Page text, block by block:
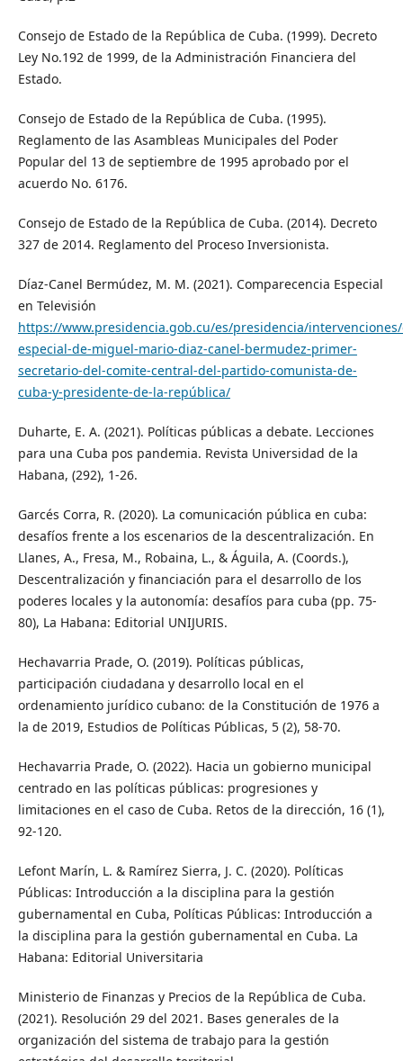
Consejo de Estado de la República de Cuba. (1999). Decreto
Ley No.192 de 1999, de la Administración Financiera del
Estado.
Consejo de Estado de la República de Cuba. (1995).
Reglamento de las Asambleas Municipales del Poder
Popular del 13 de septiembre de 1995 aprobado por el
acuerdo No. 6176.
Consejo de Estado de la República de Cuba. (2014). Decreto
327 de 2014. Reglamento del Proceso Inversionista.
Díaz-Canel Bermúdez, M. M. (2021). Comparecencia Especial
en Televisión
https://www.presidencia.gob.cu/es/presidencia/
especial-de-miguel-mario-diaz-canel-bermudez-primer-
secretario-del-comite-central-del-partido-comunista-de-
cuba-y-presidente-de-la-república/
Duharte, E. A. (2021). Políticas públicas a debate. Lecciones
para una Cuba pos pandemia. Revista Universidad de la
Habana, (292), 1-26.
Garcés Corra, R. (2020). La comunicación pública en cuba:
desafíos frente a los escenarios de la descentralización. En
Llanes, A., Fresa, M., Robaina, L., & Águila, A. (Coords.),
Descentralización y financiación para el desarrollo de los
poderes locales y la autonomía: desafíos para cuba (pp. 75-
80), La Habana: Editorial UNIJURIS.
Hechavarria Prade, O. (2019). Políticas públicas,
participación ciudadana y desarrollo local en el
ordenamiento jurídico cubano: de la Constitución de 1976 a
la de 2019, Estudios de Políticas Públicas, 5 (2), 58-70.
Hechavarria Prade, O. (2022). Hacia un gobierno municipal
centrado en las políticas públicas: progresiones y
limitaciones en el caso de Cuba. Retos de la dirección, 16 (1),
92-120.
Lefont Marín, L. & Ramírez Sierra, J. C. (2020). Políticas
Públicas: Introducción a la disciplina para la gestión
gubernamental en Cuba, Políticas Públicas: Introducción a
la disciplina para la gestión gubernamental en Cuba. La
Habana: Editorial Universitaria
Ministerio de Finanzas y Precios de la República de Cuba.
(2021). Resolución 29 del 2021. Bases generales de la
organización del sistema de trabajo para la gestión